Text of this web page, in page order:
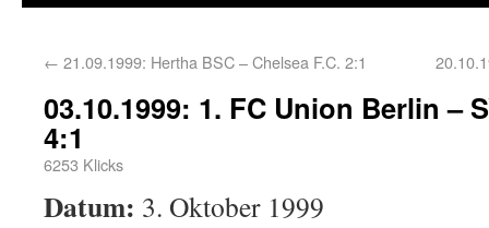
← 21.09.1999: Hertha BSC – Chelsea F.C. 2:1
03.10.1999: 1. FC Union Berlin –
4:1
6253 Klicks
Datum: 3. Oktober 1999